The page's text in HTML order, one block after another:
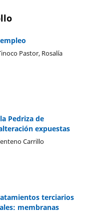
Pastor, Rosalía
Pedriza de
expuestas
Carrillo
terciarios
membranas